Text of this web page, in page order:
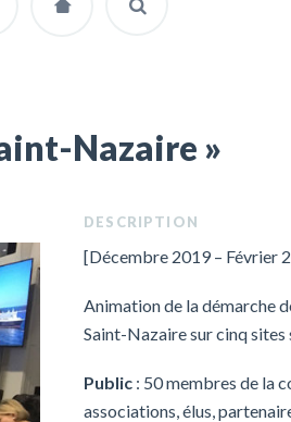
Nazaire »
DESCRIPTION
[Décembre 2019 – Février
Animation de la démarche
Saint-Nazaire sur cinq
Public : 50 membres de la
associations, élus,